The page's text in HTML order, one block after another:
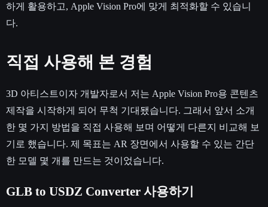
하게 활용하고, Apple Vision Pro에 맞게 최적화할 수 있습니
다.
직접 사용해 본 경험
3D 아티스트이자 개발자로서 저는 Apple Vision Pro용 콘텐츠
제작을 시작하게 되어 무척 기대됐습니다. 그래서 앞서 소개
한 몇 가지 방법을 직접 사용해 보며 어떻게 다른지 비교해 보
기로 했습니다. 제 목표는 AR 장면에서 사용할 수 있는 간단
한 모델 몇 개를 만드는 것이었습니다.
GLB to USDZ Converter 사용하기